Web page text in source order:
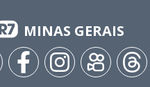
MINAS GERAIS